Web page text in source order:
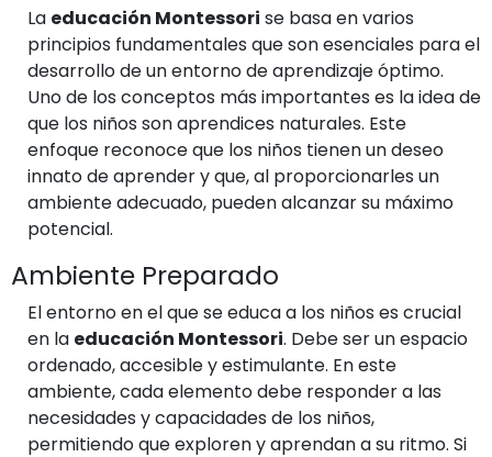
La educación Montessori se basa en varios
principios fundamentales que son esenciales para el
desarrollo de un entorno de aprendizaje óptimo.
Uno de los conceptos más importantes es la idea de
que los niños son aprendices naturales. Este
enfoque reconoce que los niños tienen un deseo
innato de aprender y que, al proporcionarles un
ambiente adecuado, pueden alcanzar su máximo
potencial.
Ambiente Preparado
El entorno en el que se educa a los niños es crucial
en la educación Montessori. Debe ser un espacio
ordenado, accesible y estimulante. En este
ambiente, cada elemento debe responder a las
necesidades y capacidades de los niños,
permitiendo que exploren y aprendan a su ritmo. Si